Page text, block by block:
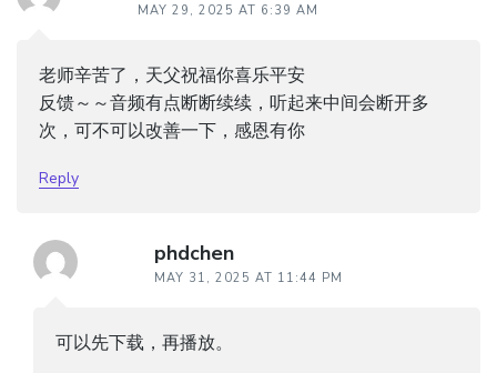
MAY 29, 2025 AT 6:39 AM
老师辛苦了，天父祝福你喜乐平安
反馈～～音频有点断断续续，听起来中间会断开多
次，可不可以改善一下，感恩有你
Reply
phdchen
MAY 31, 2025 AT 11:44 PM
可以先下载，再播放。